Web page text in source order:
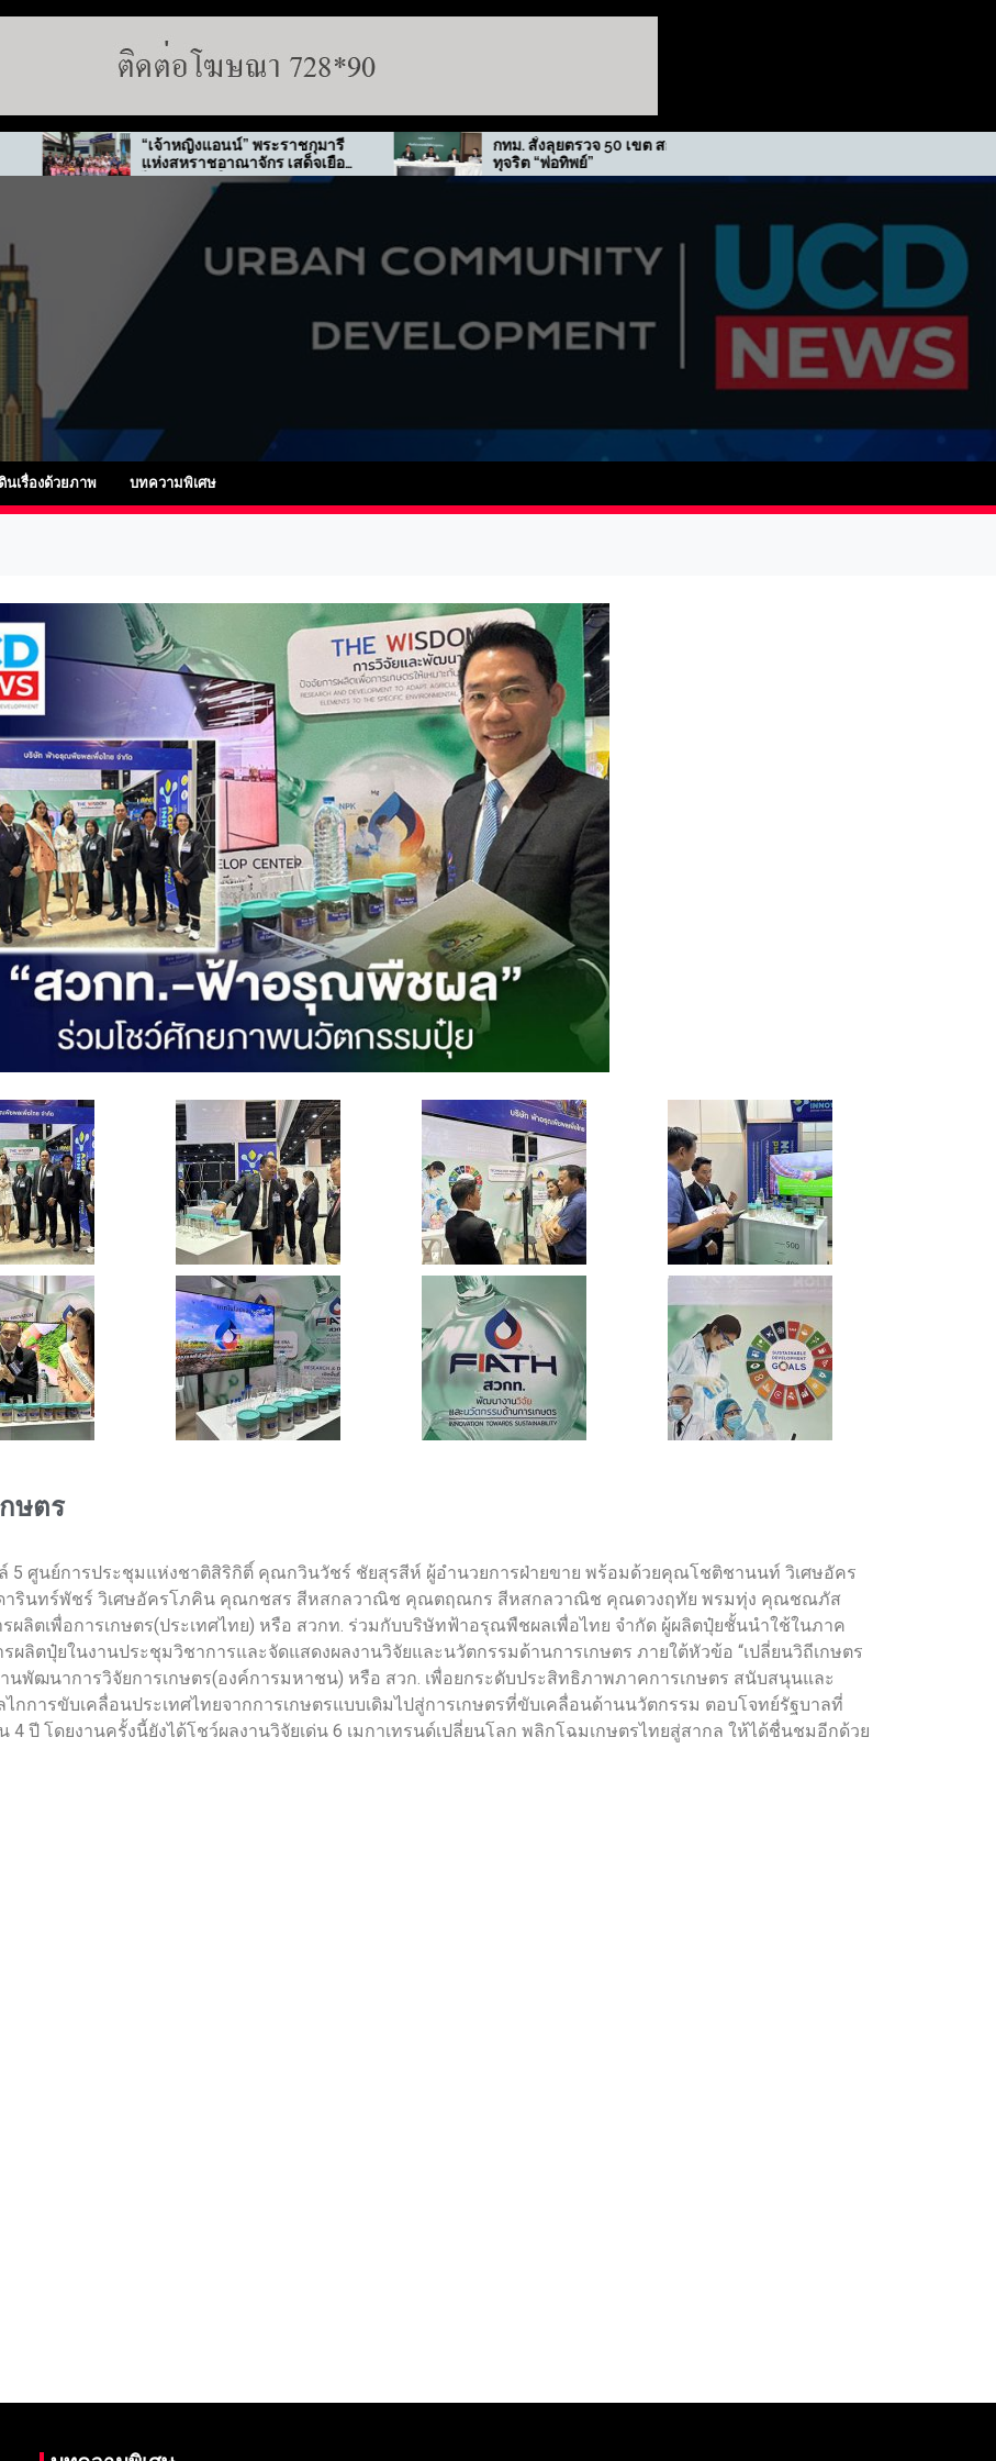
“เจ้าหญิงแอนน์” พระราชกุมารี
แห่งสหราชอาณาจักร เสด็จเยือน
ไทย-เกาหลีใต้
กทม. สั่งลุยตรวจ 50 เขต สกัดปม
ทุจริต “พ่อทิพย์”
นเรื่องด้วยภาพ บทความพิเศษ
ษตร
นย์การประชุมแห่งชาติสิริกิติ์ คุณกวินวัชร์ ชัยสุรสีห์ ผู้อำนวยการฝ่ายขาย พร้อมด้วยคุณโชติชานนท์ วิเศษอัคร
ารินทร์พัชร์ วิเศษอัครโภคิน คุณกชสร สีหสกลวาณิช คุณตฤณกร สีหสกลวาณิช คุณดวงฤทัย พรมทุ่ง คุณชณภัส
ลิตเพื่อการเกษตร(ประเทศไทย) หรือ สวกท. ร่วมกับบริษัทฟ้าอรุณพืชผลเพื่อไทย จำกัด ผู้ผลิตปุ๋ยชั้นนำใช้ในภาค
ลิตปุ๋ยในงานประชุมวิชาการและจัดแสดงผลงานวิจัยและนวัตกรรมด้านการเกษตร ภายใต้หัวข้อ “เปลี่ยนวิถีเกษตร
นพัฒนาการวิจัยการเกษตร(องค์การมหาชน) หรือ สวก. เพื่อยกระดับประสิทธิภาพภาคการเกษตร สนับสนุนและ
การขับเคลื่อนประเทศไทยจากการเกษตรแบบเดิมไปสู่การเกษตรที่ขับเคลื่อนด้านนวัตกรรม ตอบโจทย์รัฐบาลที่
4 ปี โดยงานครั้งนี้ยังได้โชว์ผลงานวิจัยเด่น 6 เมกาเทรนด์เปลี่ยนโลก พลิกโฉมเกษตรไทยสู่สากล ให้ได้ชื่นชมอีกด้วย